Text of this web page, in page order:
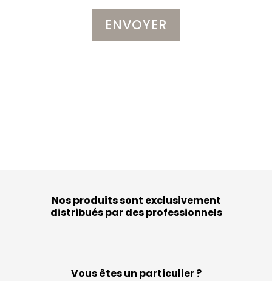
Nos produits sont exclusivement
distribués par des professionnels
Vous êtes un particulier ?